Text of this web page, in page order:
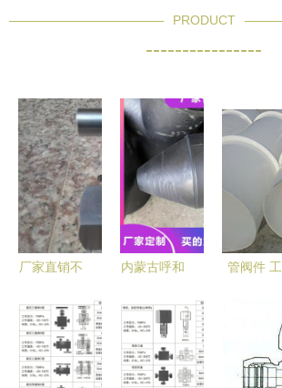
PRODUCT
----------------
厂家直销不
图片大全 |
扬中市成中
仪表管阀件
内蒙古呼和
管阀件（分
公司）耐腐
蚀塑料管阀
管阀件 工